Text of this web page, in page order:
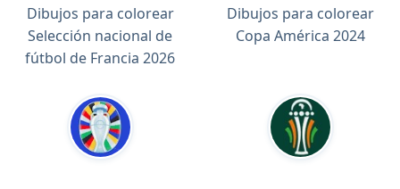
Dibujos para colorear
Selección nacional de
fútbol de Francia 2026
Dibujos para colorear
Copa América 2024